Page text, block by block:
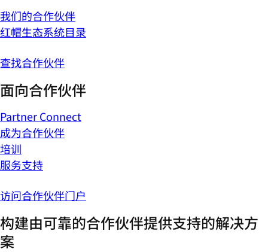
我们的合作伙伴
红帽生态系统目录
查找合作伙伴
面向合作伙伴
Partner Connect
成为合作伙伴
培训
服务支持
访问合作伙伴门户
构建由可靠的合作伙伴提供支持的解决方
案